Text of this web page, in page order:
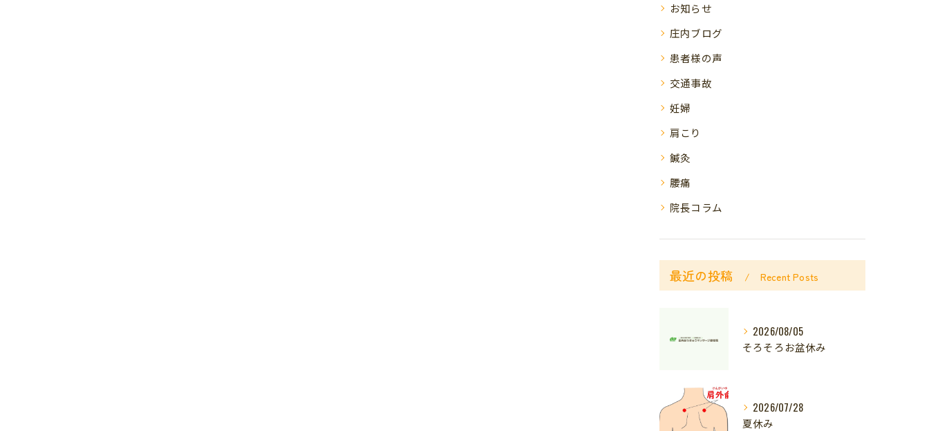
お知らせ
庄内ブログ
患者様の声
交通事故
妊婦
肩こり
鍼灸
腰痛
院長コラム
最近の投稿 Recent Posts
2026/08/05
そろそろお盆休み
2026/07/28
夏休み